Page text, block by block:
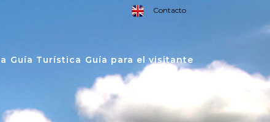
Contacto
Guía Turística Guía para el visitante